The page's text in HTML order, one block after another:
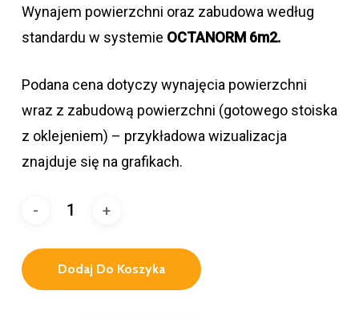
Wynajem powierzchni oraz zabudowa według
standardu w systemie OCTANORM 6m2.
Podana cena dotyczy wynajęcia powierzchni
wraz z zabudową powierzchni (gotowego stoiska
z oklejeniem) – przykładowa wizualizacja
znajduje się na grafikach.
Dodaj Do Koszyka